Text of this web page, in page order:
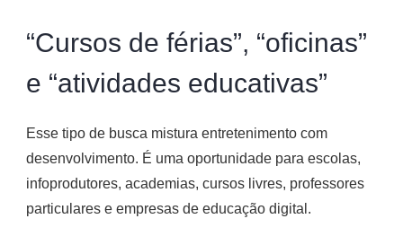
“Cursos de férias”, “oficinas”
e “atividades educativas”
Esse tipo de busca mistura entretenimento com
desenvolvimento. É uma oportunidade para escolas,
infoprodutores, academias, cursos livres, professores
particulares e empresas de educação digital.